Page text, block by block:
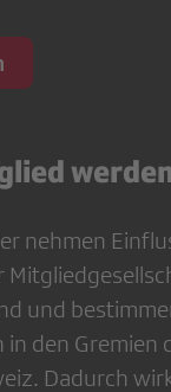
nehmen
und
den Gremien
Dadurch